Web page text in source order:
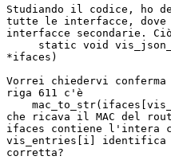
Studiando il codice, ho
tutte le interfacce, dove
interfacce secondarie.
static void
*ifaces)
Vorrei chiedervi
riga 611 c'è
che ricava il MAC del
ifaces contiene l'intera
vis_entries[i] identifica
corretta?